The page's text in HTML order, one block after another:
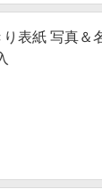
表紙 写真